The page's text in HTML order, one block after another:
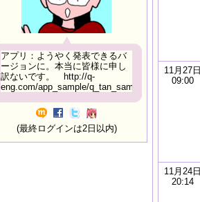
アプリ：ようやく発表できるバ
ージョンに。本当に皆様に申し
訳ないです。 http://q-
eng.com/app_sample/q_tan_sample06.html
(最終ログインは2日以内)
11月27日
09:00
11月24日
20:14